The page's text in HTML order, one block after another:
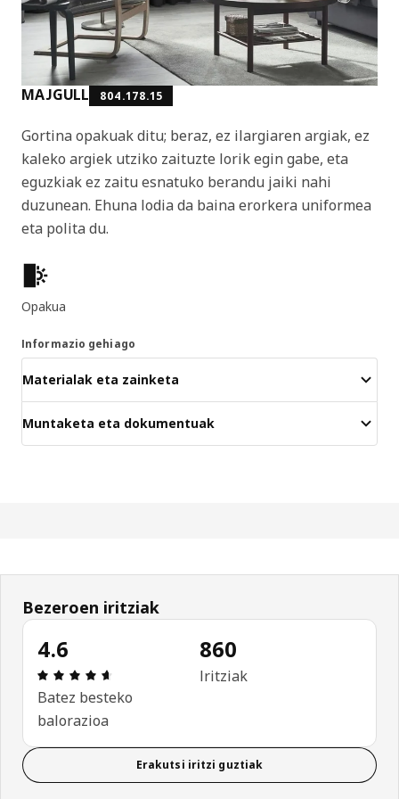
MAJGULL 804.178.15
Gortina opakuak ditu; beraz, ez ilargiaren argiak, ez
kaleko argiek utziko zaituzte lorik egin gabe, eta
eguzkiak ez zaitu esnatuko berandu jaiki nahi
duzunean. Ehuna lodia da baina erorkera uniformea
eta polita du.
Produktuaren ezaugarriak
Opakua
Informazio gehiago
Materialak eta zainketa
Muntaketa eta dokumentuak
Bezeroen iritziak
4.6
Aipamena: 4.6 / 5 izar. Berrikuspen osoak: 860
Batez besteko
balorazioa
860
Iritziak
Erakutsi iritzi guztiak